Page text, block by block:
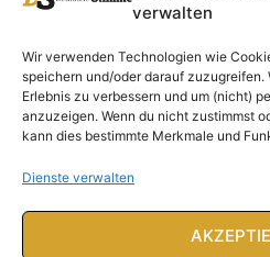
verwalten
Wir verwenden Technologien wie
speichern und/oder darauf zuzugreifen.
Erlebnis zu verbessern und um (nicht)
anzuzeigen. Wenn du nicht zustimmst
kann dies bestimmte Merkmale und
Dienste verwalten
Unser Magazin
Spenden
Ausgaben
Abonnieren
Rubriken
Deutschland
Ausland
Feuilleton